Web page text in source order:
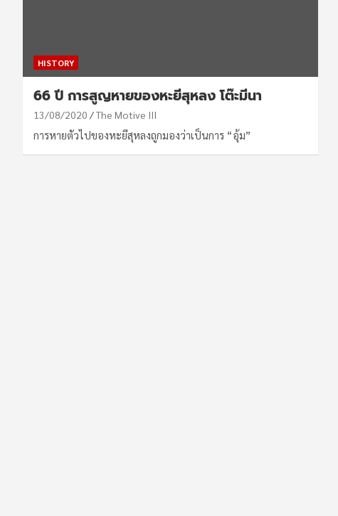
HISTORY
66 ปี การสูญหายของหะยีสุหลง โต๊ะมีนา
13/08/2020 The Motive III
การหายตัวไปของหะยีสุหลงถูกมองว่าเป็นการ “อุ้ม”